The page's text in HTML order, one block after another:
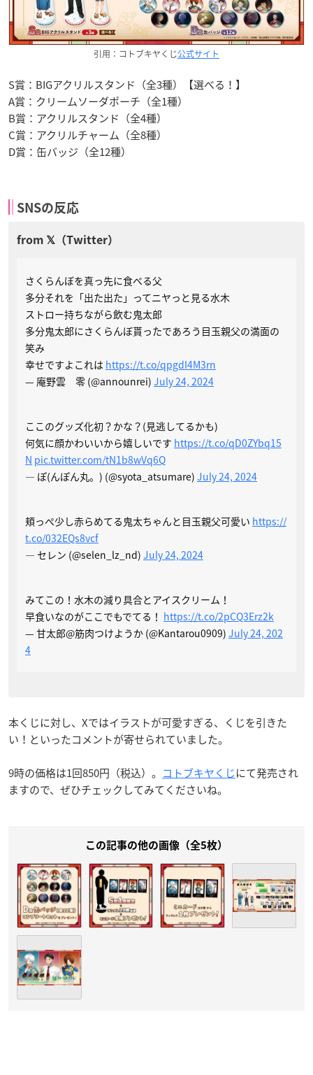
引用：コトブキヤくじ公式サイト
S賞：BIGアクリルスタンド（全3種）【選べる！】
A賞：クリームソーダポーチ（全1種）
B賞：アクリルスタンド（全4種）
C賞：アクリルチャーム（全8種）
D賞：缶バッジ（全12種）
SNSの反応
さくらんぼを真っ先に食べる父
多分それを「出た出た」ってニヤっと見る水木
ストロー持ちながら飲む鬼太郎
多分鬼太郎にさくらんぼ貰ったであろう目玉親父の満面の
笑み
幸せですよこれは https://t.co/qpgdI4M3rn
— 庵野雲 零 (@announrei) July 24, 2024
ここのグッズ化初？かな？(見逃してるかも)
何気に顔かわいいから嬉しいです https://t.co/qD0ZYbq15
N pic.twitter.com/tN1b8wVq6Q
— ぽ(んぽん丸。) (@syota_atsumare) July 24, 2024
頬っぺ少し赤らめてる鬼太ちゃんと目玉親父可愛い https://
t.co/032EQs8vcf
— セレン (@selen_lz_nd) July 24, 2024
みてこの！水木の減り具合とアイスクリーム！
早食いなのがここでもでてる！ https://t.co/2pCQ3Erz2k
— 甘太郎@筋肉つけようか (@Kantarou0909) July 24, 202
4
本くじに対し、Xではイラストが可愛すぎる、くじを引きた
い！といったコメントが寄せられていました。
9時の価格は1回850円（税込）。 コトブキヤくじにて発売され
ますので、ぜひチェックしてみてくださいね。
この記事の他の画像（全5枚）